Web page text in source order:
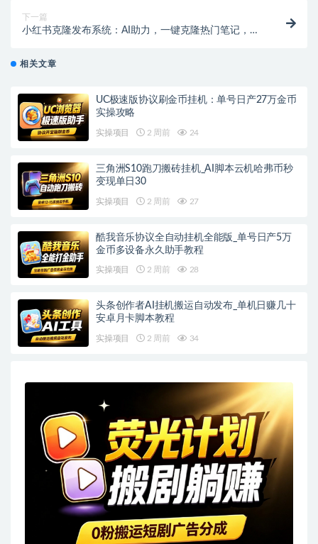
下一篇
小红书克隆发布系统：AI助力，一键克隆热门笔记，高
相关文章
UC极速版协议刷金币挂机：单号日产27万金币
实操攻略
实操项目 2 周前 24
三角洲S10跑刀搬砖挂机_AI脚本云机哈弗币秒
变现单日30
实操项目 2 周前 27
酷我音乐协议全自动挂机全能版_单号日产5万
金币多设备永久助手教程
实操项目 2 周前 28
头条创作者AI挂机搬运自动发布_单机日赚几十
安卓月卡脚本教程
实操项目 2 周前 34